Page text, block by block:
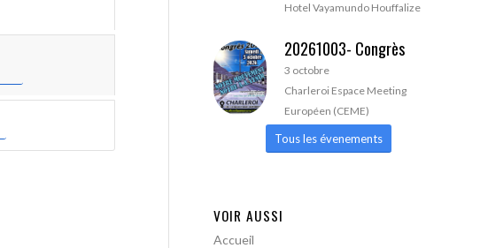
Hotel Vayamundo Houffalize
20261003- Congrès
3 octobre
Charleroi Espace Meeting
Européen (CEME)
Tous les évenements
VOIR AUSSI
Accueil